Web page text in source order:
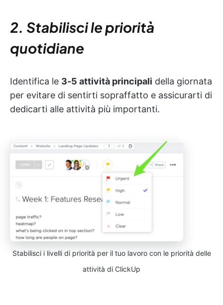
2. Stabilisci le priorità
quotidiane
Identifica le 3-5 attività principali della giornata
per evitare di sentirti sopraffatto e assicurarti di
dedicarti alle attività più importanti.
Stabilisci i livelli di priorità per il tuo lavoro con le priorità delle
attività di ClickUp